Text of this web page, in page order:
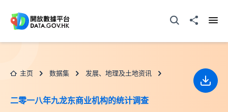
打开搜寻器分享至
主页 数据集 发展、地理及土地资讯
二零一八年九龙东商业机构的统计调查
下载